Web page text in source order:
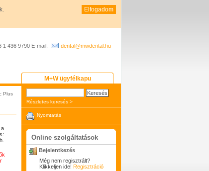
Elfogadom
1 436 9790 E-mail: dental@mwdental.hu
M+W ügyfélkapu
Plus
a
Részletes keresés >
Nyomtatás
Online szolgáltatások
Bejelentkezés
Még nem regisztrált?
Klikkeljen ide! Regisztráció